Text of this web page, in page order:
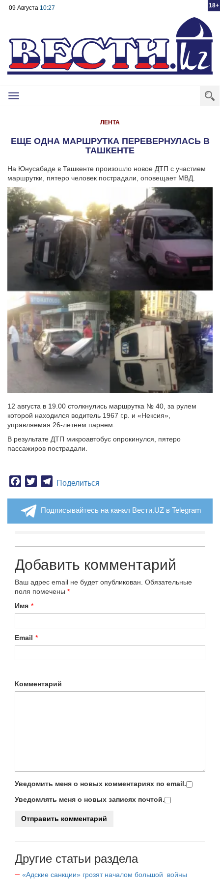
18+
09 Августа 10:27
Toggle
ЛЕНТА
ЕЩЕ ОДНА МАРШРУТКА ПЕРЕВЕРНУЛАСЬ В
ТАШКЕНТЕ
На Юнусабаде в Ташкенте произошло новое ДТП с участием
маршрутки, пятеро человек пострадали, оповещает МВД.
12 августа в 19.00 столкнулись маршрутка № 40, за рулем
которой находился водитель 1967 г.р. и «Нексия»,
управляемая 26-летнем парнем.
В результате ДТП микроавтобус опрокинулся, пятеро
пассажиров пострадали.
Facebook
TwitterTelegram
Поделиться
Подписывайтесь на канал Вести.UZ в Telegram
Добавить комментарий
Ваш адрес email не будет опубликован. Обязательные
поля помечены *
Имя *
Email *
Комментарий
Уведомить меня о новых комментариях по email.
Уведомлять меня о новых записях почтой.
Другие статьи раздела
«Адские санкции» грозят началом большой войны